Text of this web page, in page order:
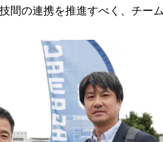
間の連携を推進すべく、チー